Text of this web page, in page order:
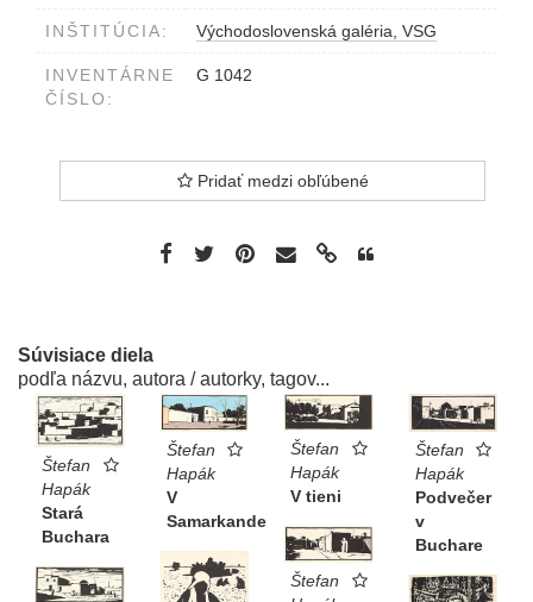
INŠTITÚCIA: Východoslovenská galéria, VSG
INVENTÁRNE
ČÍSLO:
G 1042
Pridať medzi obľúbené
Súvisiace diela
podľa názvu, autora / autorky, tagov...
Štefan
Hapák
Stará
Buchara
Štefan
Hapák
V
Samarkande
Štefan
Hapák
V tieni
Štefan
Hapák
Podvečer
v
Buchare
Štefan